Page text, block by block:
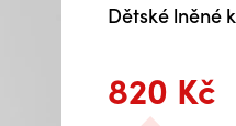
Dětské lněné
820 Kč